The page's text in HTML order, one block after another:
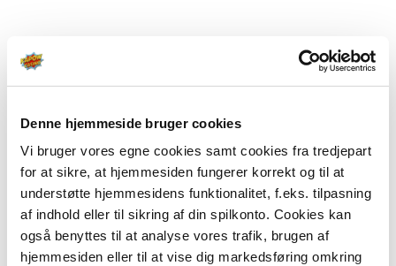
Denne hjemmeside bruger cookies
Vi bruger vores egne cookies samt cookies fra tredjepart
for at sikre, at hjemmesiden fungerer korrekt og til at
understøtte hjemmesidens funktionalitet, f.eks. tilpasning
af indhold eller til sikring af din spilkonto. Cookies kan
også benyttes til at analyse vores trafik, brugen af
hjemmesiden eller til at vise dig markedsføring omkring